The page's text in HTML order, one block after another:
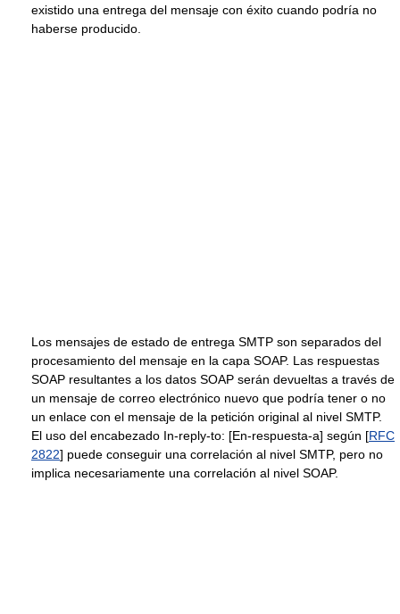
existido una entrega del mensaje con éxito cuando podría no
haberse producido.
Los mensajes de estado de entrega SMTP son separados del
procesamiento del mensaje en la capa SOAP. Las respuestas
SOAP resultantes a los datos SOAP serán devueltas a través de
un mensaje de correo electrónico nuevo que podría tener o no
un enlace con el mensaje de la petición original al nivel SMTP.
El uso del encabezado In-reply-to: [En-respuesta-a] según [RFC
2822] puede conseguir una correlación al nivel SMTP, pero no
implica necesariamente una correlación al nivel SOAP.